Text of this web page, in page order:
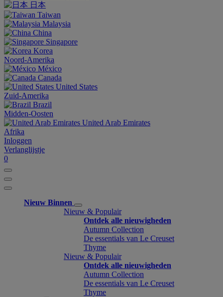
日本
Taiwan
Malaysia
China
Singapore
Korea
Noord-Amerika
México
Canada
United States
Zuid-Amerika
Brazil
Midden-Oosten
United Arab Emirates
Afrika
Inloggen
Verlanglijstje
0
Nieuw Binnen
Nieuw & Populair
Ontdek alle nieuwigheden
Autumn Collection
De essentials van Le Creuset
Thyme
Nieuw & Populair
Ontdek alle nieuwigheden
Autumn Collection
De essentials van Le Creuset
Thyme